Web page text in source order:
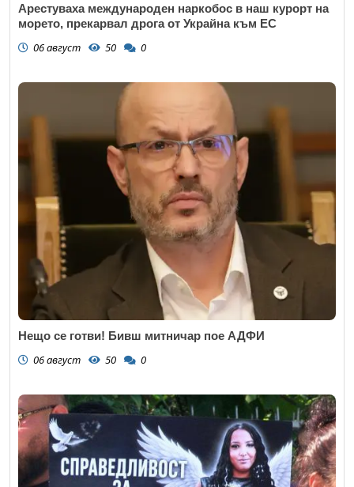
Арестуваха международен наркобос в наш курорт на
морето, прекарвал дрога от Украйна към ЕС
06 август 50 0
Нещо се готви! Бивш митничар пое АДФИ
06 август 50 0